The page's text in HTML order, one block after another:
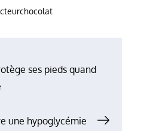
ses pieds quand
une hypoglycémie